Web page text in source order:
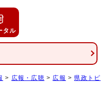
タル
> 広報・広聴 > 広報 > 県政トピ